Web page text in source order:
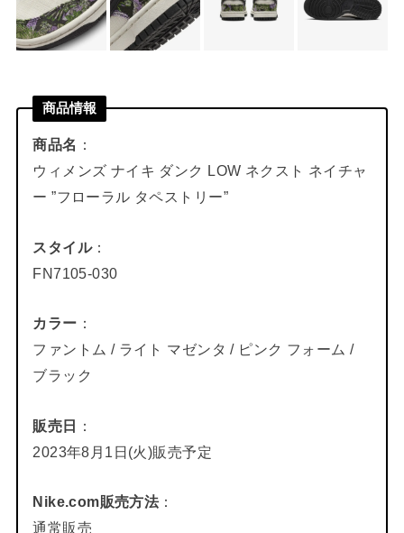
商品情報
商品名 ：
ウィメンズ ナイキ ダンク LOW ネクスト ネイチャ
ー ”フローラル タペストリー”
スタイル：
FN7105-030
カラー ：
ファントム / ライト マゼンタ / ピンク フォーム /
ブラック
販売日 ：
2023年8月1日(火)販売予定
Nike.com販売方法：
通常販売